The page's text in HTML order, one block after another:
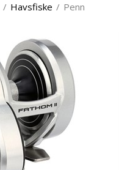
/ Havsfiske / Penn